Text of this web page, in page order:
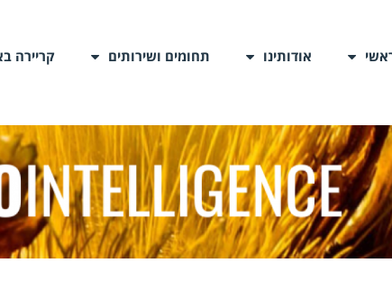
אודותינו תחומים ושירותים קריירה